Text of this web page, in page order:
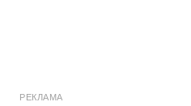
РЕКЛАМА